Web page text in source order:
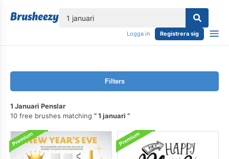
Logga in Registrera sig
Filters
1 Januari Penslar
10 free brushes matching
1 januari